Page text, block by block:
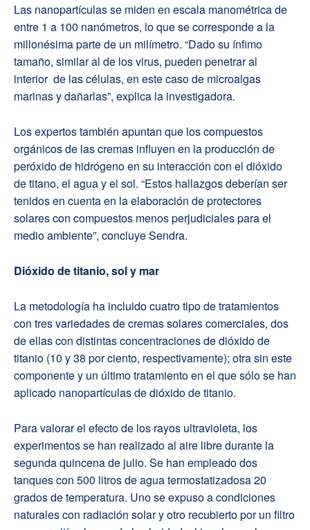
Las nanopartículas se miden en escala manométrica de
entre 1 a 100 nanómetros, lo que se corresponde a la
millonésima parte de un milímetro. “Dado su ínfimo
tamaño, similar al de los virus, pueden penetrar al
interior de las células, en este caso de microalgas
marinas y dañarlas”, explica la investigadora.
Los expertos también apuntan que los compuestos
orgánicos de las cremas influyen en la producción de
peróxido de hidrógeno en su interacción con el dióxido
de titano, el agua y el sol. “Estos hallazgos deberían ser
tenidos en cuenta en la elaboración de protectores
solares con compuestos menos perjudiciales para el
medio ambiente”, concluye Sendra.
Dióxido de titanio, sol y mar
La metodología ha incluido cuatro tipo de tratamientos
con tres variedades de cremas solares comerciales, dos
de ellas con distintas concentraciones de dióxido de
titanio (10 y 38 por ciento, respectivamente); otra sin este
componente y un último tratamiento en el que sólo se han
aplicado nanopartículas de dióxido de titanio.
Para valorar el efecto de los rayos ultravioleta, los
experimentos se han realizado al aire libre durante la
segunda quincena de julio. Se han empleado dos
tanques con 500 litros de agua termostatizadosa 20
grados de temperatura. Uno se expuso a condiciones
naturales con radiación solar y otro recubierto por un filtro